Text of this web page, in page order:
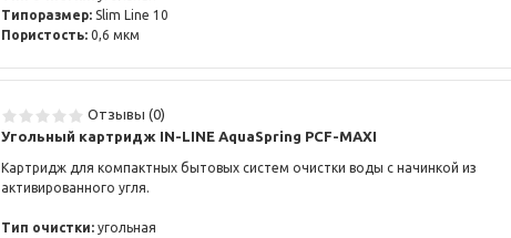
Типоразмер: Slim Line 10
Пористость: 0,6 мкм
Отзывы (0)
Угольный картридж IN-LINE AquaSpring PCF-MAXI
Картридж для компактных бытовых систем очистки воды с начинкой из
активированного угля.
Тип очистки: угольная